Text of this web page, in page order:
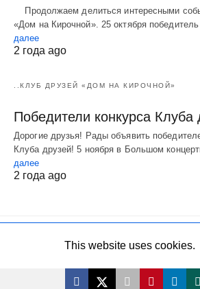
Продолжаем делиться интересными
«Дом на Кирочной». 25 октября
далее
2 года ago
..КЛУБ ДРУЗЕЙ «ДОМ НА КИРОЧНОЙ»
Победители конкурса Клуба
Дорогие друзья! Рады объявить
Клуба друзей! 5 ноября в Большом
далее
2 года ago
Все права защищены View Non-
This website uses cookies.